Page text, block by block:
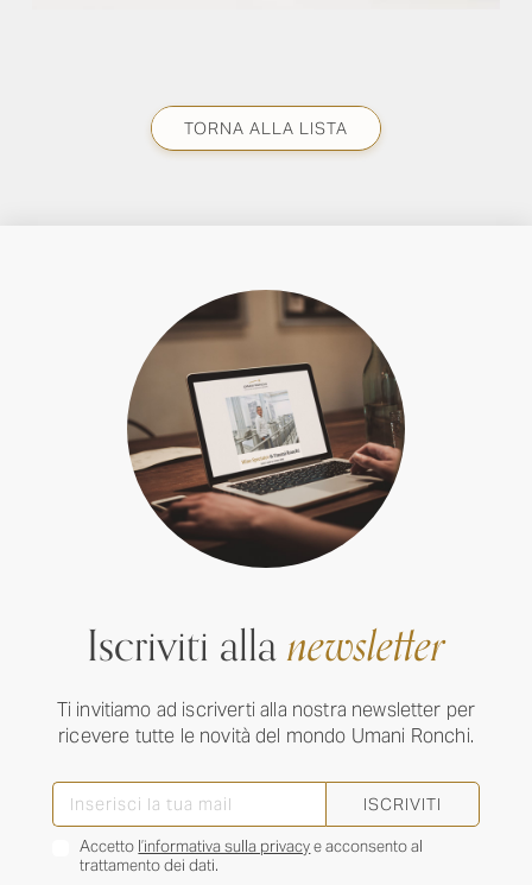
TORNA ALLA LISTA
Iscriviti allanewsletter
Ti invitiamo ad iscriverti alla nostra newsletter per
ricevere tutte le novità del mondo Umani Ronchi.
ISCRIVITI
Accetto l’informativa sulla privacye acconsento al
trattamento dei dati.